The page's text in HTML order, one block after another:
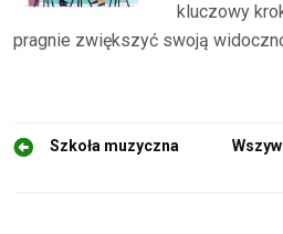
kluczowy
pragnie zwiększyć swoją
N
Szkoła muzyczna